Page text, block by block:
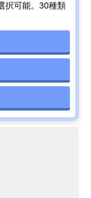
択可能。30種類